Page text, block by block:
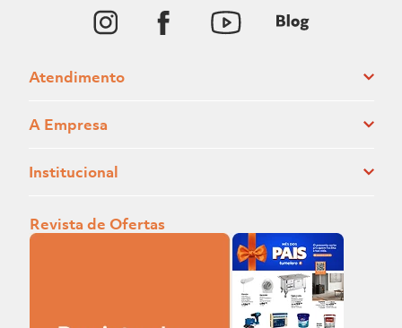
Atendimento
A Empresa
Institucional
Revista de Ofertas